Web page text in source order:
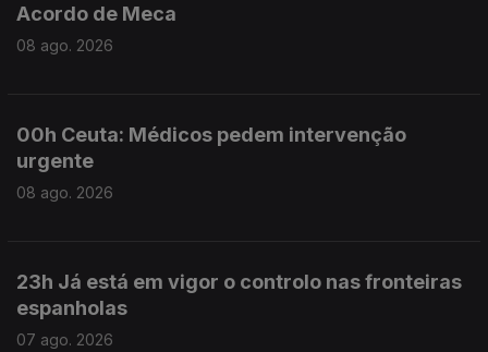
Acordo de Meca
08 ago. 2026
00h Ceuta: Médicos pedem intervenção
urgente
08 ago. 2026
23h Já está em vigor o controlo nas fronteiras
espanholas
07 ago. 2026